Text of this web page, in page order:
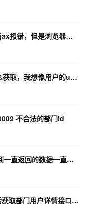
为什么同一个页面，钉钉自建应用里的$.ajax报错，但是浏览器里却运行正常
钉钉企业内部机器人的chatbotuserid怎么获取，我想像用户的userid一样，实现代码内@
不合法的部门id
为什么我在调试钉钉接口的时候，钉钉签到一直返回的数据一直是空的？
钉钉（内部应用开发情景下）2022-8-20后获取部门用户详情接口线上跑会报超时且无错误码和错误消息